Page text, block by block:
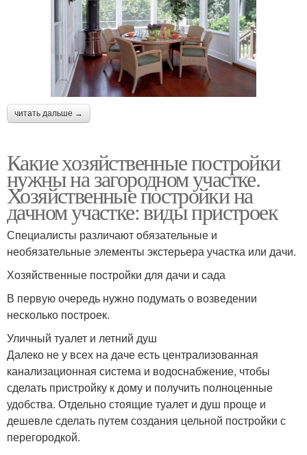
читать дальше →
Какие хозяйственные постройки
нужны на загородном участке.
Хозяйственные постройки на
дачном участке: виды пристроек
Специалисты различают обязательные и
необязательные элементы экстерьера участка или дачи.
Хозяйственные постройки для дачи и сада
В первую очередь нужно подумать о возведении
несколько построек.
Уличный туалет и летний душ
Далеко не у всех на даче есть централизованная
канализационная система и водоснабжение, чтобы
сделать пристройку к дому и получить полноценные
удобства. Отдельно стоящие туалет и душ проще и
дешевле сделать путем создания цельной постройки с
перегородкой.